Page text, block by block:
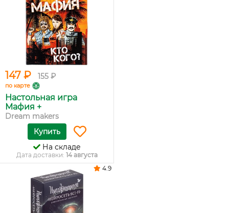
147 ₽ 155 ₽
по карте
Настольная игра
Мафия +
Dream makers
Купить
На складе
Дата доставки: 14 августа
4.9